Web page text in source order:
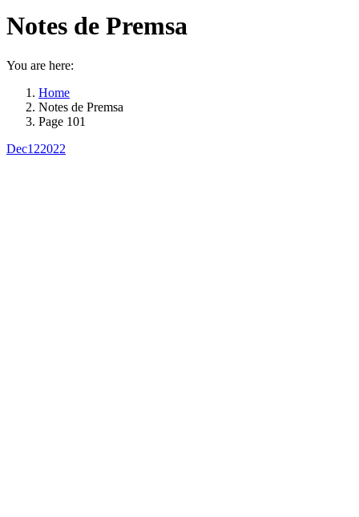
Notes de Premsa
You are here:
Home
Notes de Premsa
Page 101
Dec122022